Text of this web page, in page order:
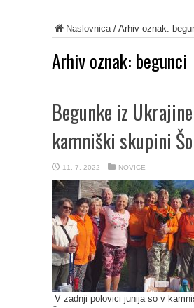
Naslovnica/ Arhiv oznak:
Arhiv oznak: begunci
Begunke iz
kamniški skupini
11. 7. 2022 NOVICE
V zadnji polovici junija so v